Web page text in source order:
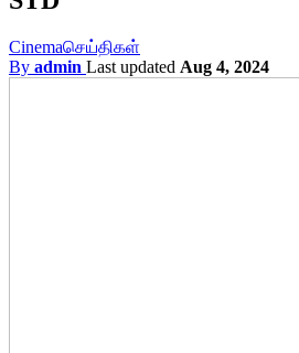
Cinemaசெய்திகள்
By admin Last updated Aug 4, 2024